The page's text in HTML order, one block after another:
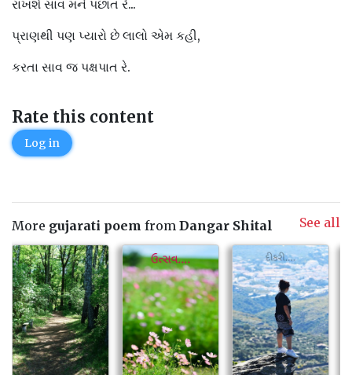
રાખશે સાવ મને પછાત રે...
પ્રાણથી પણ પ્યારો છે લાલો એમ કહી,
કરતા સાવ જ પક્ષપાત રે.
Rate this content
Log in
More gujarati poem from Dangar Shital See all